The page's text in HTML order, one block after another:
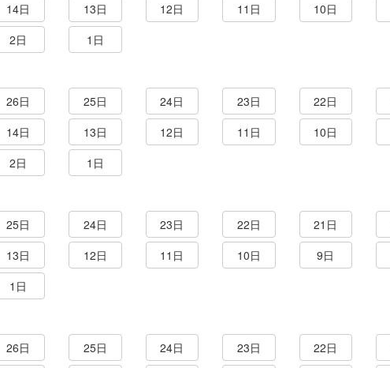
14日 13日 12日 11日 10日
2日 1日
26日 25日 24日 23日 22日
14日 13日 12日 11日 10日
2日 1日
25日 24日 23日 22日 21日
13日 12日 11日 10日 9日
1日
26日 25日 24日 23日 22日